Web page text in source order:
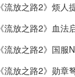
《流放之路2》烦人提示
《流放之路2》血法启
《流放之路2》国服N卡AI插
《流放之路2》勋章弩技